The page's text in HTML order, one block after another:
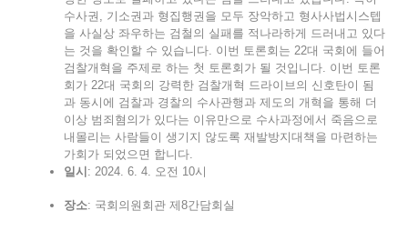
수사권, 기소권과 형집행권을 모두 장악하고 형사사법시스텝
을 사실상 좌우하는 검철의 실패를 적나라하게 드러내고 있다
는 것을 확인할 수 있습니다. 이번 토론회는 22대 국회에 들어
검찰개혁을 주제로 하는 첫 토론회가 될 것입니다. 이번 토론
회가 22대 국회의 강력한 검찰개혁 드라이브의 신호탄이 됨
과 동시에 검찰과 경찰의 수사관행과 제도의 개혁을 통해 더
이상 범죄혐의가 있다는 이유만으로 수사과정에서 죽음으로
내몰리는 사람들이 생기지 않도록 재발방지대책을 마련하는
가회가 되었으면 합니다.
일시 : 2024. 6. 4. 오전 10시
장소: 국회의원회관 제8간담회실